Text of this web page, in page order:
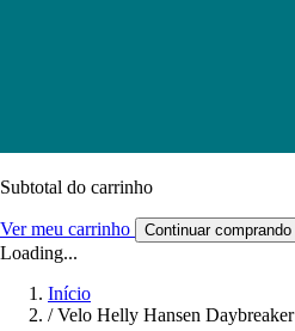
Subtotal do carrinho
Ver meu carrinho Continuar comprando
Loading...
Início
/ Velo Helly Hansen Daybreaker